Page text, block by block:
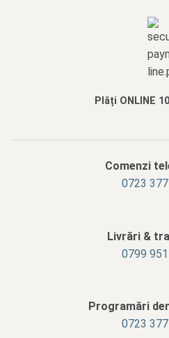
Plăți ONLINE
Comenzi
0723
Livrări &
‭0799
Programări
0723